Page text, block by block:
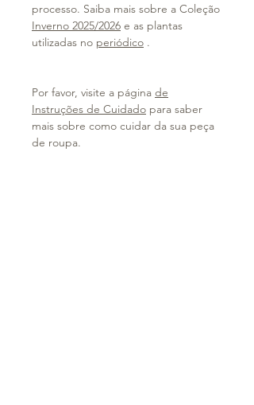
processo. Saiba mais sobre a Coleção
Inverno 2025/2026 e as plantas
utilizadas no periódico .
Por favor, visite a página de
Instruções de Cuidado para saber
mais sobre como cuidar da sua peça
de roupa.